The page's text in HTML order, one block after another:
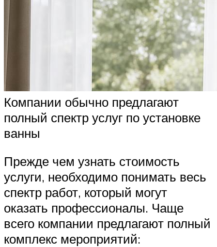
Компании обычно предлагают
полный спектр услуг по установке
ванны
Прежде чем узнать стоимость
услуги, необходимо понимать весь
спектр работ, который могут
оказать профессионалы. Чаще
всего компании предлагают полный
комплекс мероприятий: